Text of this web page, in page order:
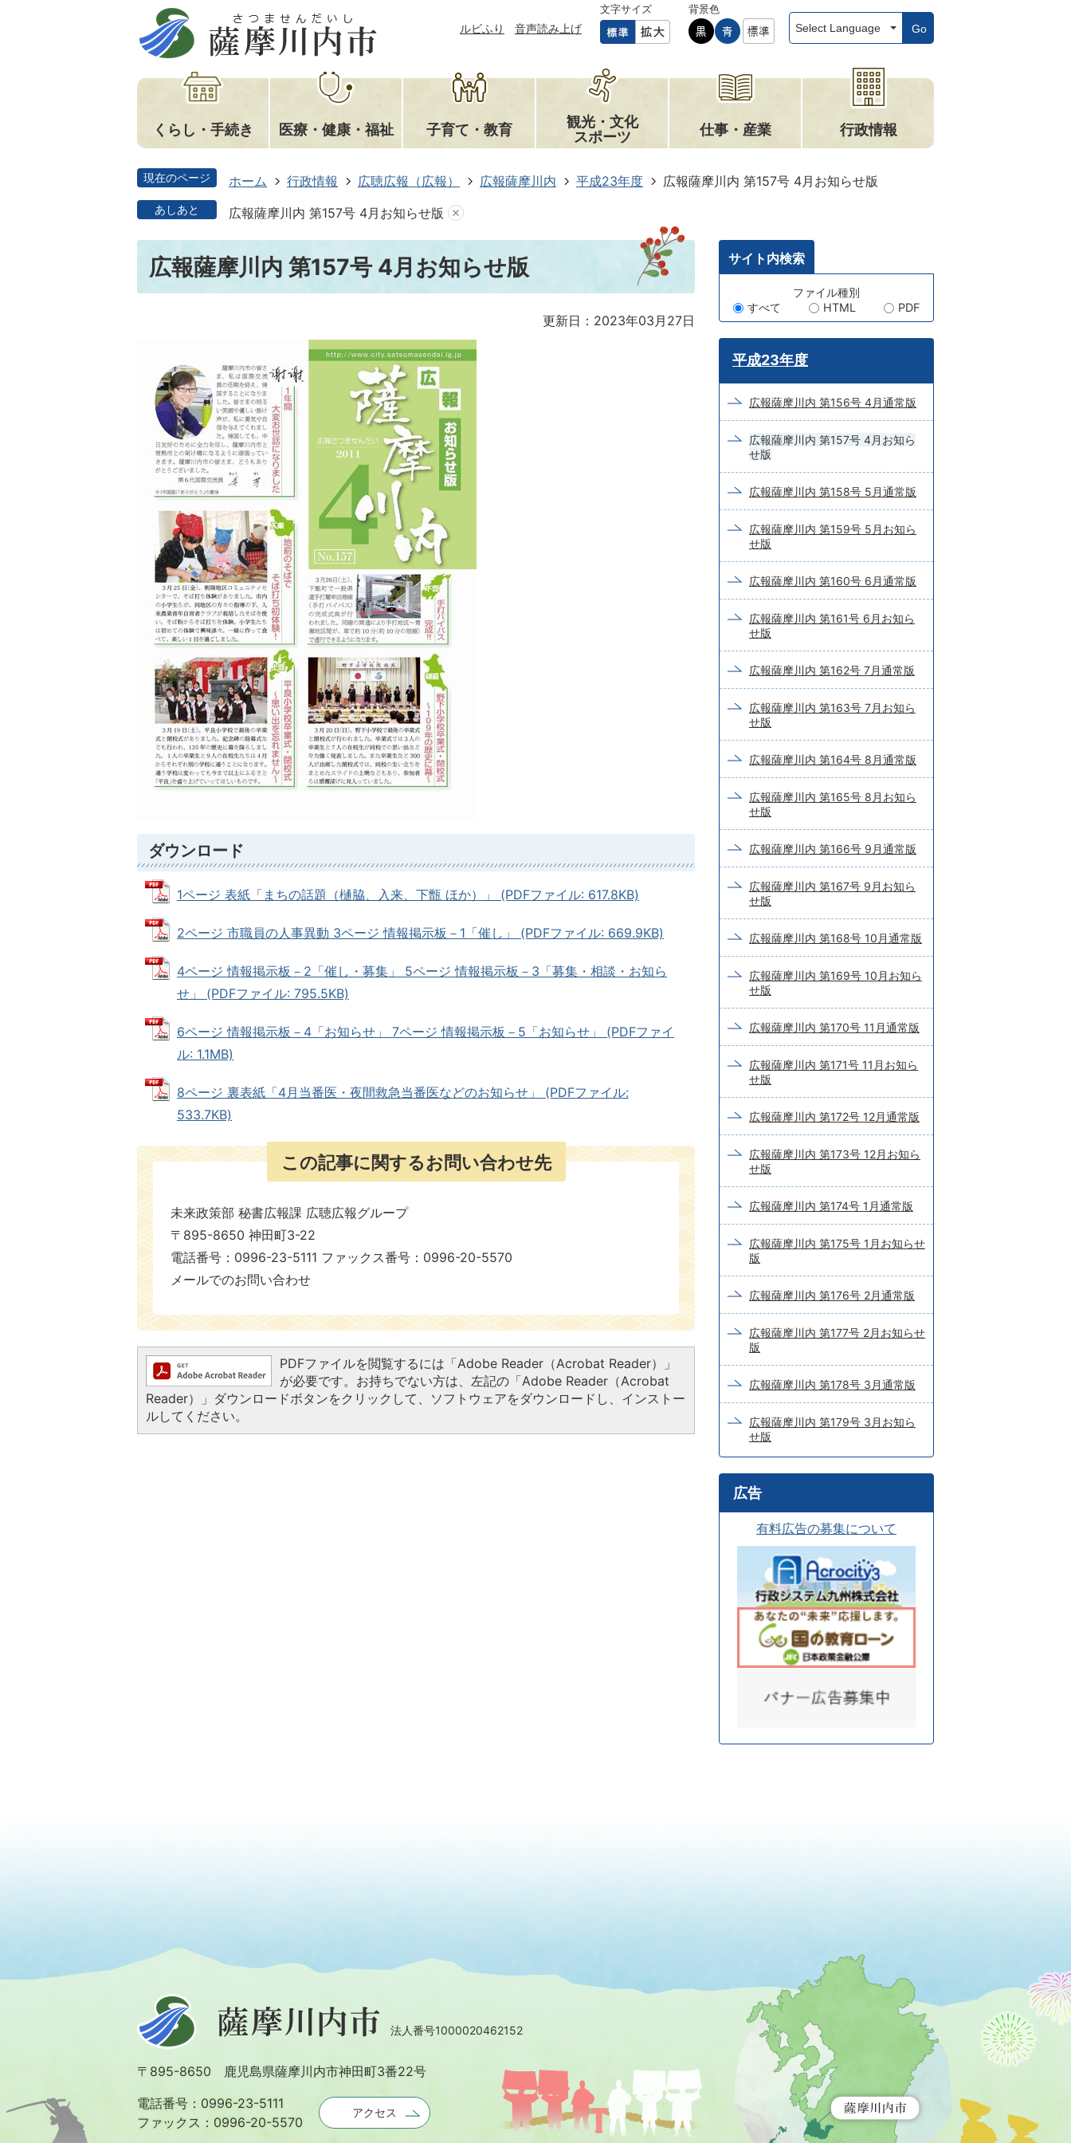
ルビふり 音声読み上げ
文字サイズ
背景色
Go
くらし・手続き 医療・健康・福祉 子育て・教育
観光・文化
スポーツ
仕事・産業 行政情報
現在のページ ホーム 行政情報 広聴広報（広報） 広報薩摩川内 平成23年度 広報薩摩川内 第157号 4月お知らせ版
あしあと 広報薩摩川内 第157号 4月お知らせ版
広報薩摩川内 第157号 4月お知らせ版
更新日：2023年03月27日
ダウンロード
1ページ 表紙「まちの話題（樋脇、入来、下甑 ほか）」 (PDFファイル: 617.8KB)
2ページ 市職員の人事異動 3ページ 情報掲示板－1「催し」 (PDFファイル: 669.9KB)
4ページ 情報掲示板－2「催し・募集」 5ページ 情報掲示板－3「募集・相談・お知ら
せ」 (PDFファイル: 795.5KB)
6ページ 情報掲示板－4「お知らせ」 7ページ 情報掲示板－5「お知らせ」 (PDFファイ
ル: 1.1MB)
8ページ 裏表紙「4月当番医・夜間救急当番医などのお知らせ」 (PDFファイル:
533.7KB)
この記事に関するお問い合わせ先
未来政策部 秘書広報課 広聴広報グループ
〒895-8650 神田町3-22
電話番号：0996-23-5111 ファックス番号：0996-20-5570
メールでのお問い合わせ
PDFファイルを閲覧するには「Adobe Reader（Acrobat Reader）」
が必要です。お持ちでない方は、左記の「Adobe Reader（Acrobat
Reader）」ダウンロードボタンをクリックして、ソフトウェアをダウンロードし、インストー
ルしてください。
サイト内検索
ー
ワ
ー
ド
検
索
ファイル種別
すべて
HTML PDF
平成23年度
広報薩摩川内 第156号 4月通常版
広報薩摩川内 第157号 4月お知ら
せ版
広報薩摩川内 第158号 5月通常版
広報薩摩川内 第159号 5月お知ら
せ版
広報薩摩川内 第160号 6月通常版
広報薩摩川内 第161号 6月お知ら
せ版
広報薩摩川内 第162号 7月通常版
広報薩摩川内 第163号 7月お知ら
せ版
広報薩摩川内 第164号 8月通常版
広報薩摩川内 第165号 8月お知ら
せ版
広報薩摩川内 第166号 9月通常版
広報薩摩川内 第167号 9月お知ら
せ版
広報薩摩川内 第168号 10月通常版
広報薩摩川内 第169号 10月お知ら
せ版
広報薩摩川内 第170号 11月通常版
広報薩摩川内 第171号 11月お知ら
せ版
広報薩摩川内 第172号 12月通常版
広報薩摩川内 第173号 12月お知ら
せ版
広報薩摩川内 第174号 1月通常版
広報薩摩川内 第175号 1月お知らせ
版
広報薩摩川内 第176号 2月通常版
広報薩摩川内 第177号 2月お知らせ
版
広報薩摩川内 第178号 3月通常版
広報薩摩川内 第179号 3月お知ら
せ版
広告
有料広告の募集について
薩
摩
川
内
市
法人番号1000020462152
〒895-8650 鹿児島県薩摩川内市神田町3番22号
電話番号：0996-23-5111
ファックス：0996-20-5570
アクセス